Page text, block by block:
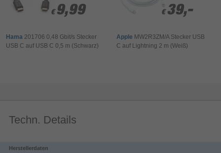
€ 9,99
€ 9,99
Hama 201706 0,48 Gbit/s Stecker
USB C auf USB C 0,5 m (Schwarz)
€ 39,-
€ 39,-
Apple MW2R3ZM/A Stecker USB
C auf Lightning 2 m (Weiß)
Techn. Details
Herstellerdaten